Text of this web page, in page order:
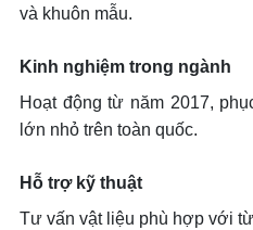
và khuôn mẫu.
Kinh nghiệm trong ngành
Hoạt động từ năm 2017,
lớn nhỏ trên toàn quốc.
Hỗ trợ kỹ thuật
Tư vấn vật liệu phù hợp với